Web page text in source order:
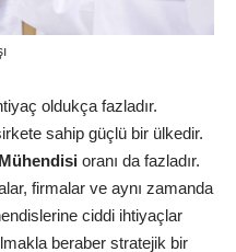
oldukça fazladır.
sahip güçlü bir ülkedir.
oranı da fazladır.
firmalar ve aynı zamanda
ciddi ihtiyaçlar
beraber stratejik bir